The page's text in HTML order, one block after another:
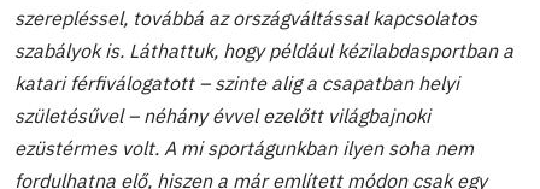
szerepléssel, továbbá az országváltással kapcsolatos
szabályok is. Láthattuk, hogy például kézilabdasportban a
katari férfiválogatott – szinte alig a csapatban helyi
születésűvel – néhány évvel ezelőtt világbajnoki
ezüstérmes volt. A mi sportágunkban ilyen soha nem
fordulhatna elő, hiszen a már említett módon csak egy